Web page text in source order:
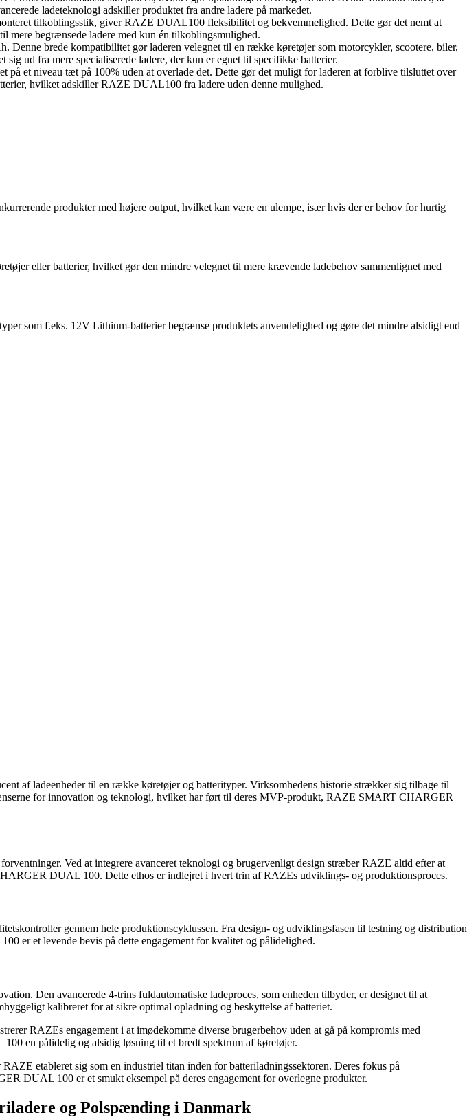
ladeteknologi adskiller produktet fra andre ladere på markedet.
tilkoblingsstik, giver RAZE DUAL100 fleksibilitet og bekvemmelighed. Dette gør det nemt at
mere begrænsede ladere med kun én tilkoblingsmulighed.
brede kompatibilitet gør laderen velegnet til en række køretøjer som motorcykler, scootere, biler,
ud fra mere specialiserede ladere, der kun er egnet til specifikke batterier.
et niveau tæt på 100% uden at overlade det. Dette gør det muligt for laderen at forblive tilsluttet over
hvilket adskiller RAZE DUAL100 fra ladere uden denne mulighed.
produkter med højere output, hvilket kan være en ulempe, især hvis der er behov for hurtig
eller batterier, hvilket gør den mindre velegnet til mere krævende ladebehov sammenlignet med
som f.eks. 12V Lithium-batterier begrænse produktets anvendelighed og gøre det mindre alsidigt end
af ladeenheder til en række køretøjer og batterityper. Virksomhedens historie strækker sig tilbage til
for innovation og teknologi, hvilket har ført til deres MVP-produkt, RAZE SMART CHARGER
Ved at integrere avanceret teknologi og brugervenligt design stræber RAZE altid efter at
DUAL 100. Dette ethos er indlejret i hvert trin af RAZEs udviklings- og produktionsproces.
gennem hele produktionscyklussen. Fra design- og udviklingsfasen til testning og distribution
er et levende bevis på dette engagement for kvalitet og pålidelighed.
Den avancerede 4-trins fuldautomatiske ladeproces, som enheden tilbyder, er designet til at
kalibreret for at sikre optimal opladning og beskyttelse af batteriet.
RAZEs engagement i at imødekomme diverse brugerbehov uden at gå på kompromis med
en pålidelig og alsidig løsning til et bredt spektrum af køretøjer.
etableret sig som en industriel titan inden for batteriladningssektoren. Deres fokus på
DUAL 100 er et smukt eksempel på deres engagement for overlegne produkter.
og Polspænding i Danmark